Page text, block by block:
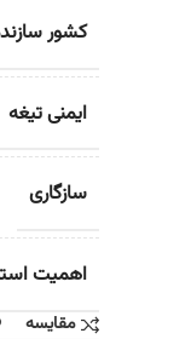
کشور
ایمنی تیغه
سازگاری
اهمیت
مقایسه